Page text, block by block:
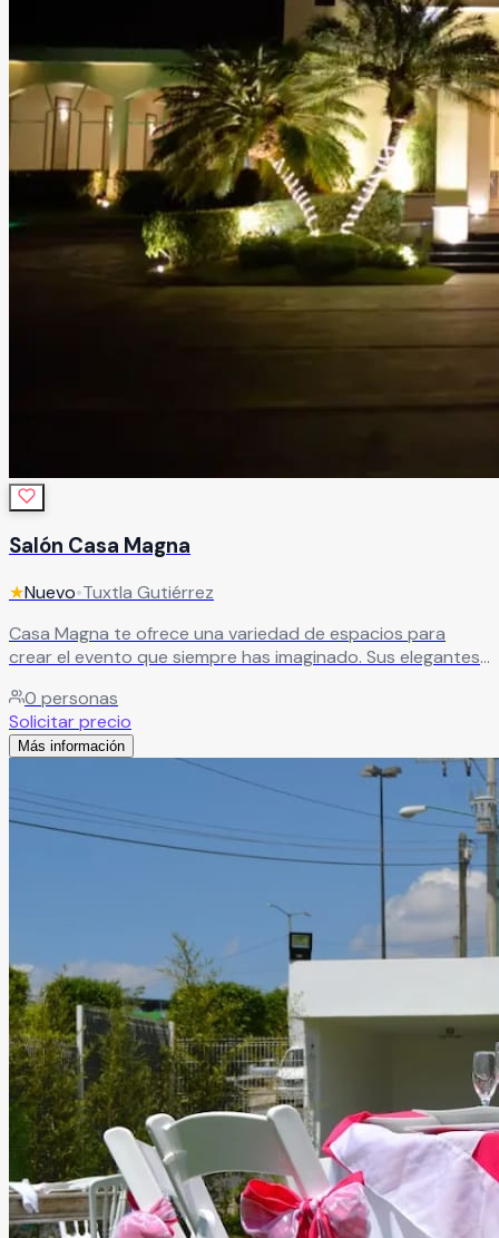
Salón Casa Magna
★Nuevo•Tuxtla Gutiérrez
Casa Magna te ofrece una variedad de espacios para
crear el evento que siempre has imaginado. Sus elegantes
hermosas vistas al jardín y un ambiente lleno de luz y estilo.
Además, cuenta con áreas verdes cuidadosamente
diseñadas, románticas terrazas para disfrutar cada
momento y una atractiva sala lounge con mobiliario de
diseño, ideal para recibir a tus invitados.
0 personas
Solicitar precio
Más información